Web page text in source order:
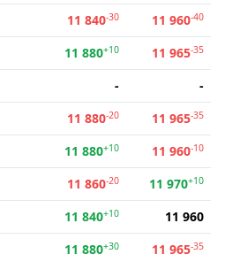
11 840-30 11 960-40
11 880+10 11 965-35
-
-
11 880-20 11 965-35
11 880+10 11 960-10
11 860-20 11 970+10
11 840+10
11 960
11 880+30 11 965-35